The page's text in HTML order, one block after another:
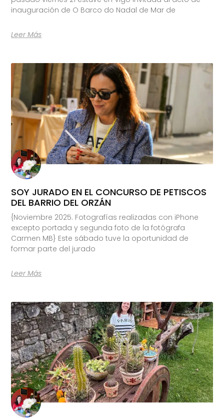
inauguración de O Barco do Nadal de Mar de
Leer Más
SOY JURADO EN EL CONCURSO DE PETISCOS
DEL BARRIO DEL ORZÁN
{Noviembre 2025. Fotografías realizadas con iPhone
excepto portada y segunda foto de la fotógrafa
Carmen MB} Este sábado tuve la oportunidad de
formar parte del jurado
Leer Más